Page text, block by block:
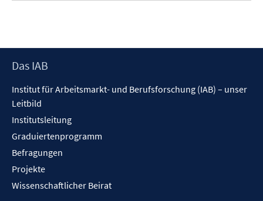
Footer
Das IAB
Institut für Arbeitsmarkt- und Berufsforschung (IAB) – unser
Leitbild
Institutsleitung
Graduiertenprogramm
Befragungen
Projekte
Wissenschaftlicher Beirat